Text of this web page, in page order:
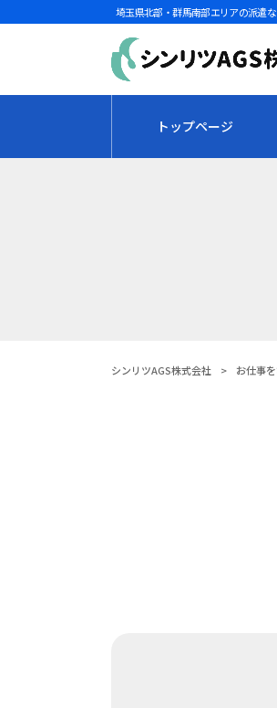
埼玉県北部・群馬南部エリアの派遣
トップページ
シンリツAGS株式会社 > お仕事